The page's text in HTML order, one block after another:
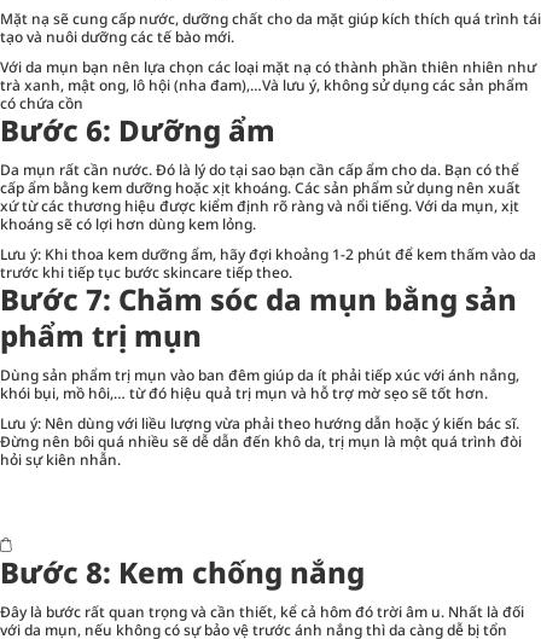
Mặt nạ sẽ cung cấp nước, dưỡng chất cho da mặt giúp kích thích quá trình tái
tạo và nuôi dưỡng các tế bào mới.
Với da mụn bạn nên lựa chọn các loại mặt nạ có thành phần thiên nhiên như
trà xanh, mật ong, lô hội (nha đam),…Và lưu ý, không sử dụng các sản phẩm
có chứa cồn
Bước 6: Dưỡng ẩm
Da mụn rất cần nước. Đó là lý do tại sao bạn cần cấp ẩm cho da. Bạn có thể
cấp ẩm bằng kem dưỡng hoặc xịt khoáng. Các sản phẩm sử dụng nên xuất
xứ từ các thương hiệu được kiểm định rõ ràng và nổi tiếng. Với da mụn, xịt
khoáng sẽ có lợi hơn dùng kem lỏng.
Lưu ý: Khi thoa kem dưỡng ẩm, hãy đợi khoảng 1-2 phút để kem thấm vào da
trước khi tiếp tục bước skincare tiếp theo.
Bước 7: Chăm sóc da mụn bằng sản
phẩm trị mụn
Dùng sản phẩm trị mụn vào ban đêm giúp da ít phải tiếp xúc với ánh nắng,
khói bụi, mồ hôi,… từ đó hiệu quả trị mụn và hỗ trợ mờ sẹo sẽ tốt hơn.
Lưu ý: Nên dùng với liều lượng vừa phải theo hướng dẫn hoặc ý kiến bác sĩ.
Đừng nên bôi quá nhiều sẽ dễ dẫn đến khô da, trị mụn là một quá trình đòi
hỏi sự kiên nhẫn.
Bước 8: Kem chống nắng
Đây là bước rất quan trọng và cần thiết, kể cả hôm đó trời âm u. Nhất là đối
với da mụn, nếu không có sự bảo vệ trước ánh nắng thì da càng dễ bị tổn